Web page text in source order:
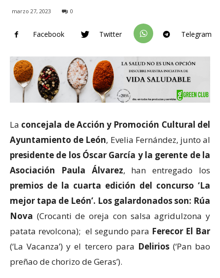
marzo 27, 2023 0
Facebook Twitter Telegram
La concejala de Acción y Promoción Cultural del
Ayuntamiento de León, Evelia Fernández, junto al
presidente de los Óscar García y la gerente de la
Asociación Paula Álvarez, han entregado los
premios de la cuarta edición del concurso ‘La
mejor tapa de León’. Los galardonados son: Rúa
Nova (Crocanti de oreja con salsa agridulzona y
patata revolcona); el segundo para Ferecor El Bar
(‘La Vacanza’) y el tercero para Delirios(‘Pan bao
preñao de chorizo de Geras’).